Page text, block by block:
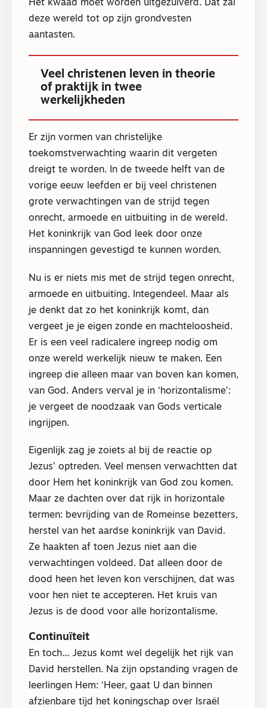
Het kwaad moet worden uitgezuiverd. Dat zal
deze wereld tot op zijn grondvesten
aantasten.
Veel christenen leven in theorie
of praktijk in twee
werkelijkheden
Er zijn vormen van christelijke
toekomstverwachting waarin dit vergeten
dreigt te worden. In de tweede helft van de
vorige eeuw leefden er bij veel christenen
grote verwachtingen van de strijd tegen
onrecht, armoede en uitbuiting in de wereld.
Het koninkrijk van God leek door onze
inspanningen gevestigd te kunnen worden.
Nu is er niets mis met de strijd tegen onrecht,
armoede en uitbuiting. Integendeel. Maar als
je denkt dat zo het koninkrijk komt, dan
vergeet je je eigen zonde en machteloosheid.
Er is een veel radicalere ingreep nodig om
onze wereld werkelijk nieuw te maken. Een
ingreep die alleen maar van boven kan komen,
van God. Anders verval je in ‘horizontalisme’:
je vergeet de noodzaak van Gods verticale
ingrijpen.
Eigenlijk zag je zoiets al bij de reactie op
Jezus’ optreden. Veel mensen verwachtten dat
door Hem het koninkrijk van God zou komen.
Maar ze dachten over dat rijk in horizontale
termen: bevrijding van de Romeinse bezetters,
herstel van het aardse koninkrijk van David.
Ze haakten af toen Jezus niet aan die
verwachtingen voldeed. Dat alleen door de
dood heen het leven kon verschijnen, dat was
voor hen niet te accepteren. Het kruis van
Jezus is de dood voor alle horizontalisme.
Continuïteit
En toch… Jezus komt wel degelijk het rijk van
David herstellen. Na zijn opstanding vragen de
leerlingen Hem: ‘Heer, gaat U dan binnen
afzienbare tijd het koningschap over Israël